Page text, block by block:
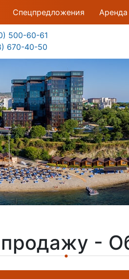
Спецпредложения Аренда
500-60-61
670-40-50
продажу -